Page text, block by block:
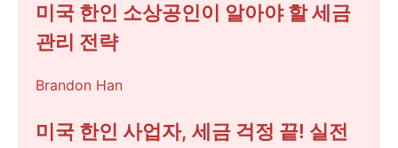
미국 한인 소상공인이 알아야 할 세금
관리 전략
Brandon Han
미국 한인 사업자, 세금 걱정 끝! 실전